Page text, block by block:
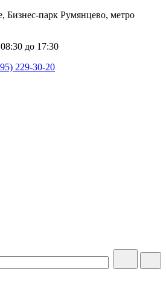
Бизнес-парк Румянцево, метро
до 17:30
229-30-20